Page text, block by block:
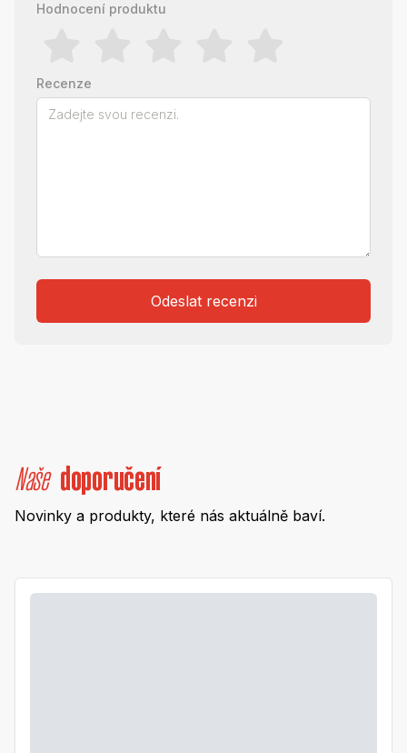
Hodnocení produktu
Recenze
Odeslat recenzi
Naše doporučení
Novinky a produkty, které nás aktuálně baví.